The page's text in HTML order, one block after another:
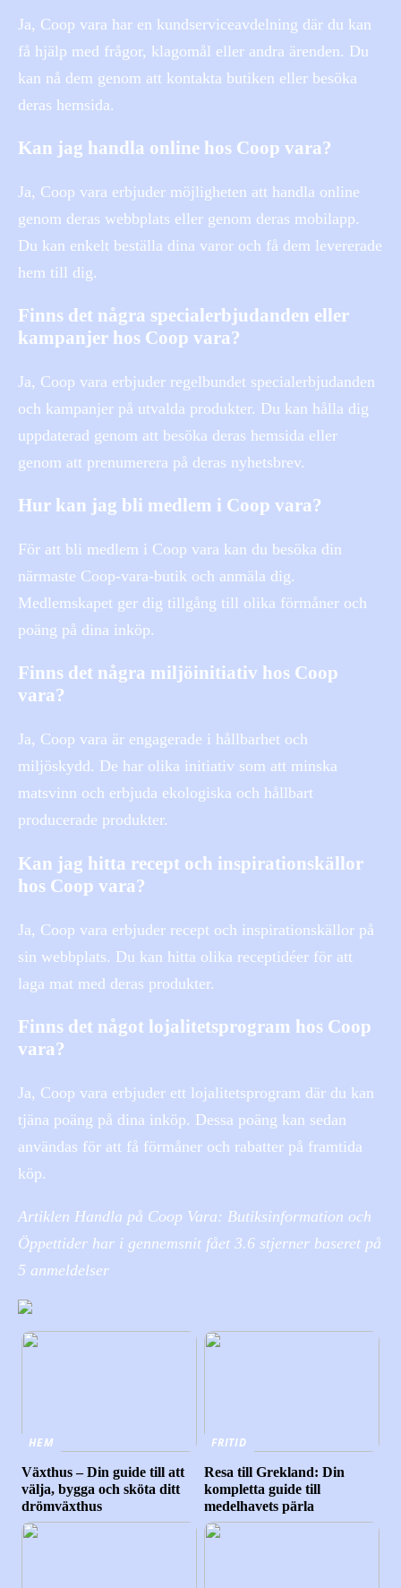
Ja, Coop vara har en kundserviceavdelning där du kan
få hjälp med frågor, klagomål eller andra ärenden. Du
kan nå dem genom att kontakta butiken eller besöka
deras hemsida.
Kan jag handla online hos Coop vara?
Ja, Coop vara erbjuder möjligheten att handla online
genom deras webbplats eller genom deras mobilapp.
Du kan enkelt beställa dina varor och få dem levererade
hem till dig.
Finns det några specialerbjudanden eller
kampanjer hos Coop vara?
Ja, Coop vara erbjuder regelbundet specialerbjudanden
och kampanjer på utvalda produkter. Du kan hålla dig
uppdaterad genom att besöka deras hemsida eller
genom att prenumerera på deras nyhetsbrev.
Hur kan jag bli medlem i Coop vara?
För att bli medlem i Coop vara kan du besöka din
närmaste Coop-vara-butik och anmäla dig.
Medlemskapet ger dig tillgång till olika förmåner och
poäng på dina inköp.
Finns det några miljöinitiativ hos Coop
vara?
Ja, Coop vara är engagerade i hållbarhet och
miljöskydd. De har olika initiativ som att minska
matsvinn och erbjuda ekologiska och hållbart
producerade produkter.
Kan jag hitta recept och inspirationskällor
hos Coop vara?
Ja, Coop vara erbjuder recept och inspirationskällor på
sin webbplats. Du kan hitta olika receptidéer för att
laga mat med deras produkter.
Finns det något lojalitetsprogram hos Coop
vara?
Ja, Coop vara erbjuder ett lojalitetsprogram där du kan
tjäna poäng på dina inköp. Dessa poäng kan sedan
användas för att få förmåner och rabatter på framtida
köp.
Artiklen Handla på Coop Vara: Butiksinformation och
Öppettider har i gennemsnit fået 3.6 stjerner baseret på
5 anmeldelser
HEM
Växthus – Din guide till att
välja, bygga och sköta ditt
drömväxthus
FRITID
Resa till Grekland: Din
kompletta guide till
medelhavets pärla